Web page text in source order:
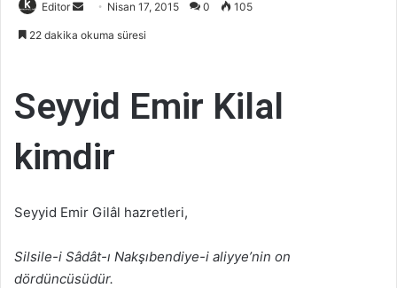
Editor
Bir
Nisan 17, 2015 0 105
22 dakika okuma süresi
Seyyid Emir Kilal
kimdir
Seyyid Emir Gilâl hazretleri,
Silsile-i Sâdât-ı Nakşıbendiye-i aliyye’nin on
dördüncüsüdür.